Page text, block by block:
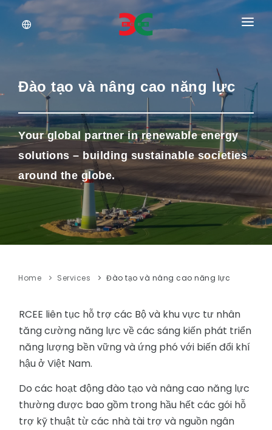
Services
Documents
Insights
Career
Đào tạo và nâng cao năng lực
Your global partner in renewable energy
solutions – building sustainable societies
around the globe.
Home Services Đào tạo và nâng cao năng lực
RCEE liên tục hỗ trợ các Bộ và khu vực tư nhân
tăng cường năng lực về các sáng kiến phát triển
năng lượng bền vững và ứng phó với biến đổi khí
hậu ở Việt Nam.
Do các hoạt động đào tạo và nâng cao năng lực
thường được bao gồm trong hầu hết các gói hỗ
trợ kỹ thuật từ các nhà tài trợ và nguồn ngân